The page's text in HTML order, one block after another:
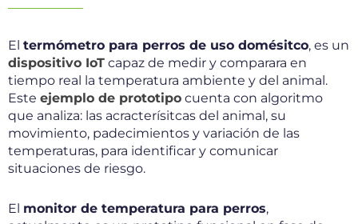
El termómetro para perros de uso domésitco, es un
dispositivo IoT capaz de medir y comparara en
tiempo real la temperatura ambiente y del animal.
Este ejemplo de prototipo cuenta con algoritmo
que analiza: las acracterísitcas del animal, su
movimiento, padecimientos y variación de las
temperaturas, para identificar y comunicar
situaciones de riesgo.
El monitor de temperatura para perros,